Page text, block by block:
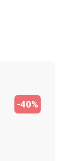
-40%